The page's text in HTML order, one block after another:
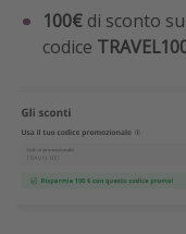
100€ di sconto
codice